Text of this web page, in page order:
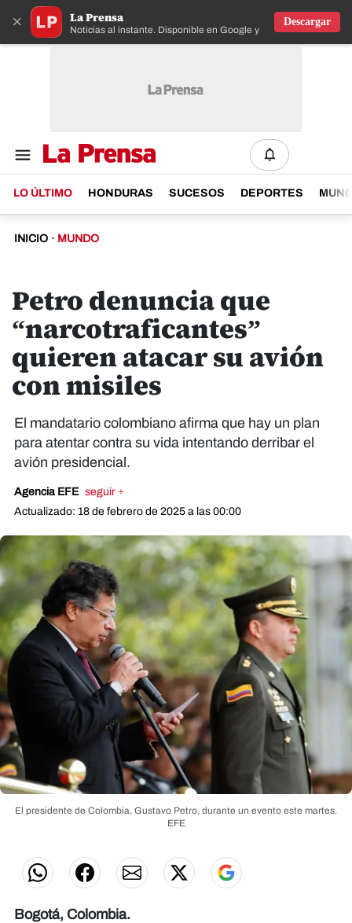
× La Prensa
Noticias al instante. Disponible en Google y IOS
Descargar
LO ÚLTIMO HONDURAS SUCESOS DEPORTES
INICIO · MUNDO
Petro denuncia que
“narcotraficantes”
quieren atacar su avión
con misiles
El mandatario colombiano afirma que hay un plan
para atentar contra su vida intentando derribar el
avión presidencial.
Agencia EFE seguir +
Actualizado: 18 de febrero de 2025 a las 00:00
El presidente de Colombia, Gustavo Petro, durante un evento este martes.
EFE
Bogotá, Colombia.